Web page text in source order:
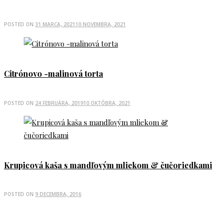
POSTED ON 31 MARCA, 2021 10 NOVEMBRA, 2021
Citrónovo -malinová torta
POSTED ON 24 FEBRUÁRA, 201910 OKTÓBRA, 2021
Krupicová kaša s mandľovým mliekom & čučoriedkami
POSTED ON 9 DECEMBRA, 2016